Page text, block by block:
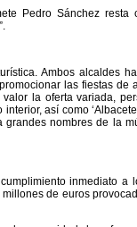
Pedro Sánchez resta
Ambos alcaldes
las fiestas de
la oferta variada,
así como ‘Albacete
grandes nombres de la
inmediato a
de euros